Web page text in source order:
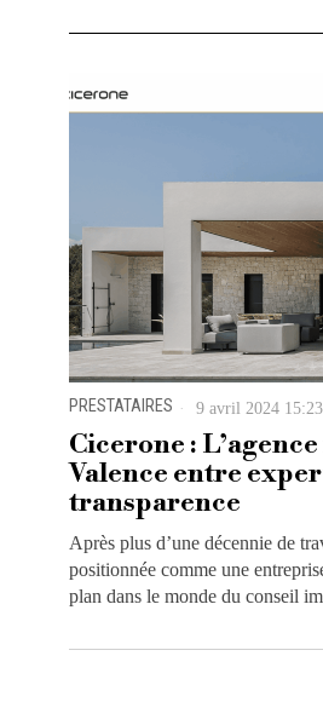
PRESTATAIRES 9 avril 2024 15:23
Cicerone :
Valence entre
transparence
Après plus d’une décennie de
positionnée comme une
plan dans le monde du conseil